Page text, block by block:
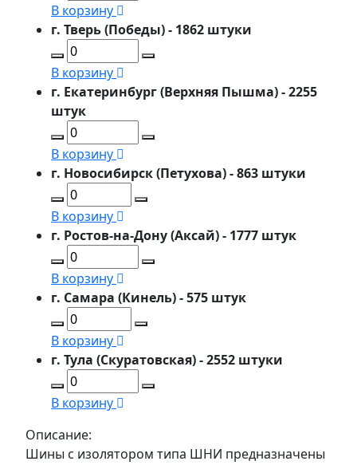
В корзину
г. Тверь (Победы) - 1862 штуки
В корзину
г. Екатеринбург (Верхняя Пышма) - 2255
штук
В корзину
г. Новосибирск (Петухова) - 863 штуки
В корзину
г. Ростов-на-Дону (Аксай) - 1777 штук
В корзину
г. Самара (Кинель) - 575 штук
В корзину
г. Тула (Скуратовская) - 2552 штуки
В корзину
Описание:
Шины с изолятором типа ШНИ предназначены